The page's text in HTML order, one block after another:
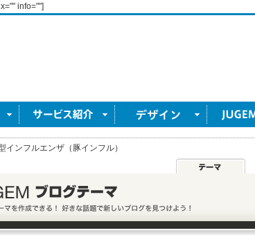
info=""]
インフルエンザ（豚インフル）